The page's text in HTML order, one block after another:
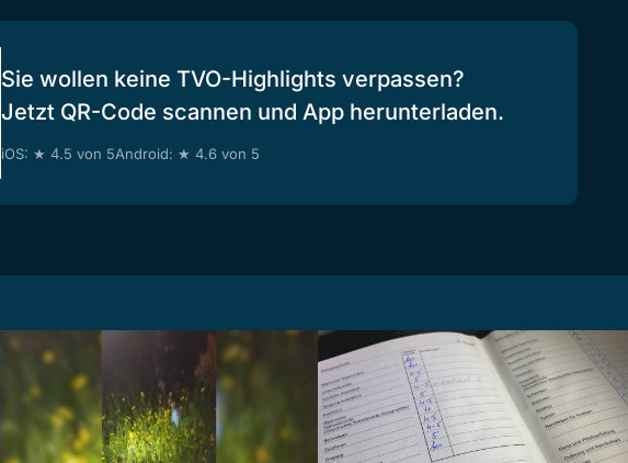
Sie wollen keine TVO-Highlights verpassen?
Jetzt QR-Code scannen und App herunterladen.
iOS: ★ 4.5 von 5Android: ★ 4.6 von 5